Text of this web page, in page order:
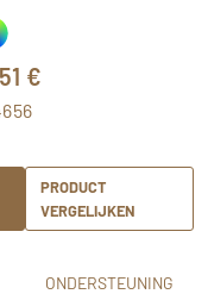
€
PRODUCT
VERGELIJKEN
ONDERSTEUNING